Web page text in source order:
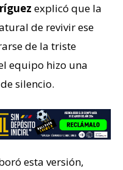
explicó que la
de revivir ese
de la triste
equipo hizo una
silencio.
esta versión,